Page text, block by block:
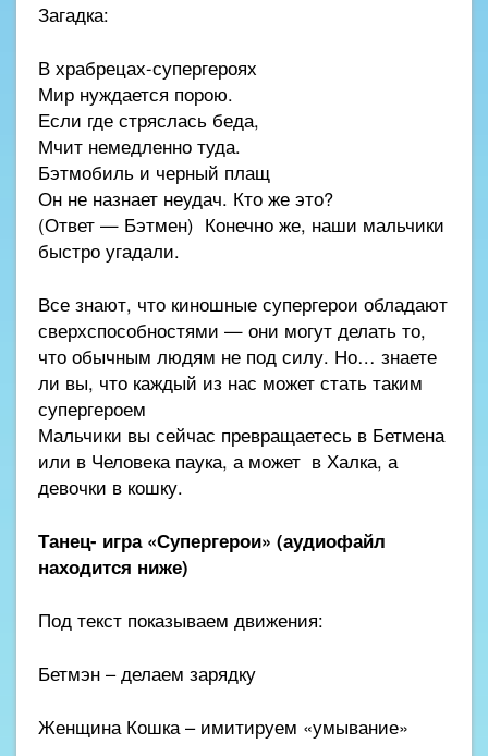
Загадка:
В храбрецах-супергероях
Мир нуждается порою.
Если где стряслась беда,
Мчит немедленно туда.
Бэтмобиль и черный плащ
Он не назнает неудач. Кто же это?
(Ответ — Бэтмен) Конечно же, наши мальчики
быстро угадали.
Все знают, что киношные супергерои обладают
сверхспособностями — они могут делать то,
что обычным людям не под силу. Но… знаете
ли вы, что каждый из нас может стать таким
супергероем
Мальчики вы сейчас превращаетесь в Бетмена
или в Человека паука, а может в Халка, а
девочки в кошку.
Танец- игра «Супергерои» (аудиофайл
находится ниже)
Под текст показываем движения:
Бетмэн – делаем зарядку
Женщина Кошка – имитируем «умывание»